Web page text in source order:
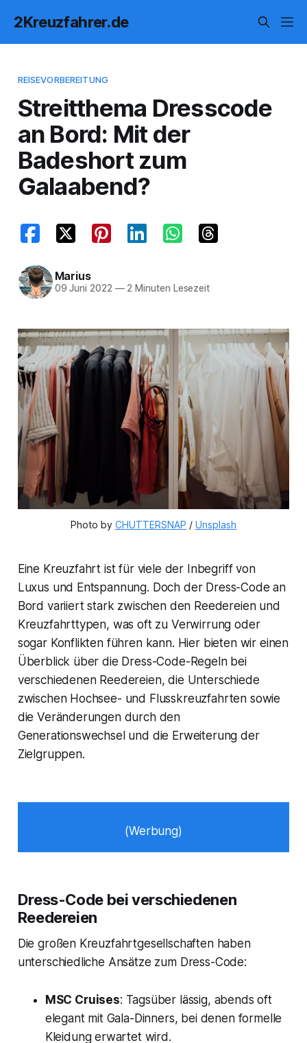
2Kreuzfahrer.de
REISEVORBEREITUNG
Streitthema Dresscode
an Bord: Mit der
Badeshort zum
Galaabend?
Marius
09 Juni 2022 —2 Minuten Lesezeit
Photo by CHUTTERSNAP / Unsplash
Eine Kreuzfahrt ist für viele der Inbegriff von
Luxus und Entspannung. Doch der Dress-Code an
Bord variiert stark zwischen den Reedereien und
Kreuzfahrttypen, was oft zu Verwirrung oder
sogar Konflikten führen kann. Hier bieten wir einen
Überblick über die Dress-Code-Regeln bei
verschiedenen Reedereien, die Unterschiede
zwischen Hochsee- und Flusskreuzfahrten sowie
die Veränderungen durch den
Generationswechsel und die Erweiterung der
Zielgruppen.
(Werbung)
Dress-Code bei verschiedenen
Reedereien
Die großen Kreuzfahrtgesellschaften haben
unterschiedliche Ansätze zum Dress-Code:
MSC Cruises: Tagsüber lässig, abends oft
elegant mit Gala-Dinners, bei denen formelle
Kleidung erwartet wird.